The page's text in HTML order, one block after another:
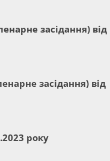
засідання) від
засідання) від
року